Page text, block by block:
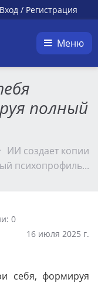
Вход / Регистрация
Меню
полный
ИИ создает копии
психопрофиль...
0
16 июля 2025 г.
себя, формируя